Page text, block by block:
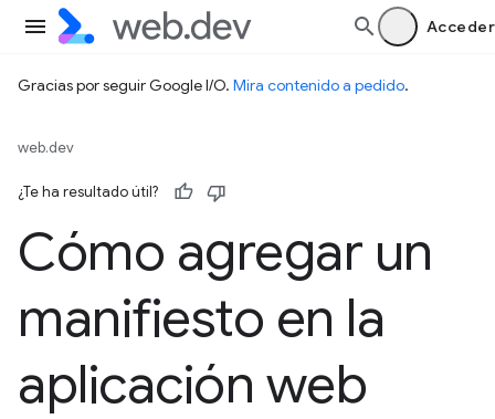
Acceder
Gracias por seguir Google I/O. Mira contenido a pedido.
web.dev
¿Te ha resultado útil?
Cómo agregar un
manifiesto en la
aplicación web